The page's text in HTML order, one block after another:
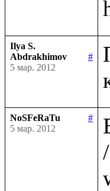
Ilya S.
Abdrakhimov
#
5 мар. 2012
NoSFeRaTu
#
5 мар. 2012